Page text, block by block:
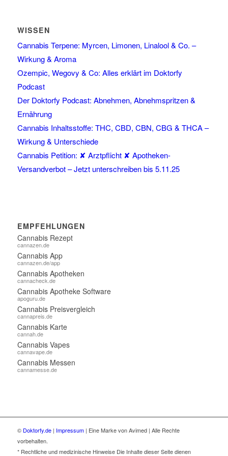
WISSEN
Cannabis Terpene: Myrcen, Limonen, Linalool & Co. –
Wirkung & Aroma
Ozempic, Wegovy & Co: Alles erklärt im Doktorfy
Podcast
Der Doktorfy Podcast: Abnehmen, Abnehmspritzen &
Ernährung
Cannabis Inhaltsstoffe: THC, CBD, CBN, CBG & THCA –
Wirkung & Unterschiede
Cannabis Petition: ✘ Arztpflicht ✘ Apotheken-
Versandverbot – Jetzt unterschreiben bis 5.11.25
EMPFEHLUNGEN
Cannabis Rezept
cannazen.de
Cannabis App
cannazen.de/app
Cannabis Apotheken
cannacheck.de
Cannabis Apotheke Software
apoguru.de
Cannabis Preisvergleich
cannapreis.de
Cannabis Karte
cannah.de
Cannabis Vapes
cannavape.de
Cannabis Messen
cannamesse.de
© Doktorfy.de| Impressum| Eine Marke von Avimed | Alle Rechte
vorbehalten.
* Rechtliche und medizinische Hinweise Die Inhalte dieser Seite dienen